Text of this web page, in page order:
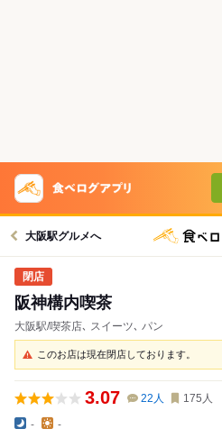
大阪駅グルメへ
阪神構内喫茶
大阪駅/喫茶店､ スイーツ､ パン
このお店は現在閉店しております。
3.07 22 人 175 人
- -